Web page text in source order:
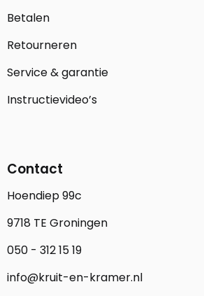
Betalen
Retourneren
Service & garantie
Instructievideo’s
Contact
Hoendiep 99c
9718 TE Groningen
050 - 312 15 19
info@kruit-en-kramer.nl